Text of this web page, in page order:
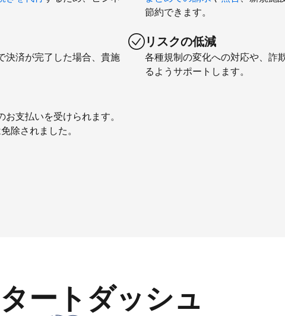
決済が完了した場合、貴施
支払いを受けられます。
除されました。
節約できます。
リスクの低減
各種規制の変化への対応や、詐
るようサポートします。
ートダッシュ